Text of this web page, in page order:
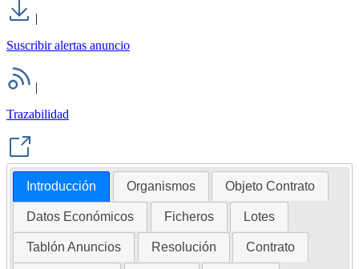
|
Suscribir alertas anuncio
|
Trazabilidad
Introducción Organismos Objeto Contrato
Datos Económicos Ficheros Lotes
Tablón Anuncios Resolución Contrato